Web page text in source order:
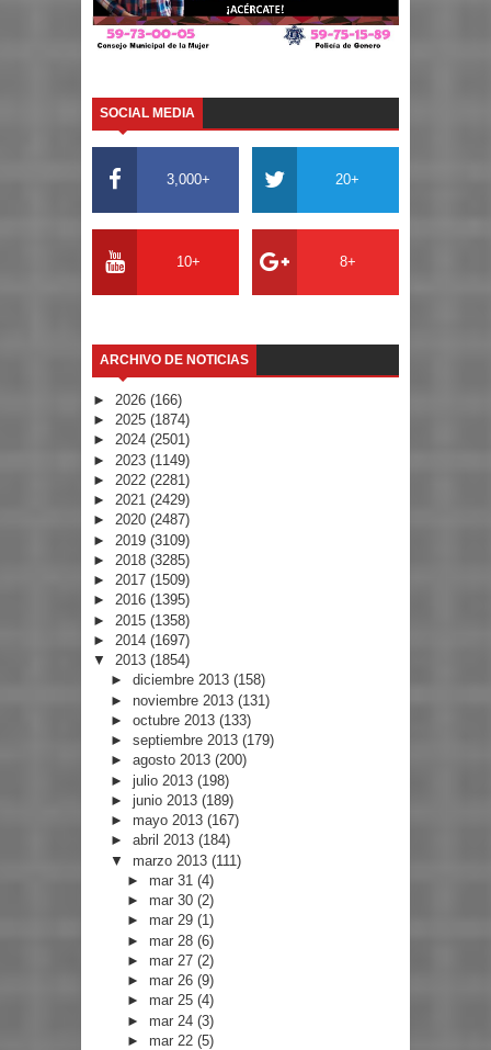
SOCIAL MEDIA
3,000+ 20+
10+ 8+
ARCHIVO DE NOTICIAS
► 2026 (166)
► 2025 (1874)
► 2024 (2501)
► 2023 (1149)
► 2022 (2281)
► 2021 (2429)
► 2020 (2487)
► 2019 (3109)
► 2018 (3285)
► 2017 (1509)
► 2016 (1395)
► 2015 (1358)
► 2014 (1697)
▼ 2013 (1854)
► diciembre 2013 (158)
► noviembre 2013 (131)
► octubre 2013 (133)
► septiembre 2013 (179)
► agosto 2013 (200)
► julio 2013 (198)
► junio 2013 (189)
► mayo 2013 (167)
► abril 2013 (184)
▼ marzo 2013 (111)
► mar 31(4)
► mar 30(2)
► mar 29(1)
► mar 28(6)
► mar 27(2)
► mar 26(9)
► mar 25(4)
► mar 24(3)
► mar 22(5)